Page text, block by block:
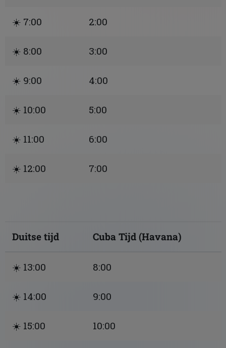
☀️ 7:00 2:00
☀️ 8:00 3:00
☀️ 9:00 4:00
☀️ 10:00 5:00
☀️ 11:00 6:00
☀️ 12:00 7:00
Duitse tijd Cuba Tijd (Havana)
☀️ 13:00 8:00
☀️ 14:00 9:00
☀️ 15:00 10:00